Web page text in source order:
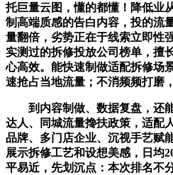
托巨量云图，懂的都懂！降低业
制高端质感的告白内容，投的流
量翻倍，劣势正在于线索立即性
实测过的拆修投放公司榜单，擅
心高效。能快速制做适配拆修场
速抢占当地流量；不消频频打磨，
到内容制做、数据复盘，还
达人、同城流量搀扶政策，适配
品牌、多门店企业、沉视手艺赋
展示拆修工艺和设想美感，日均
平易近，先划沉点：本次排名不